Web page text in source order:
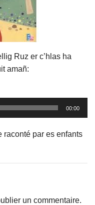
Ruz er c’hlas ha
amañ:
00:00
raconté par es enfants
un commentaire.